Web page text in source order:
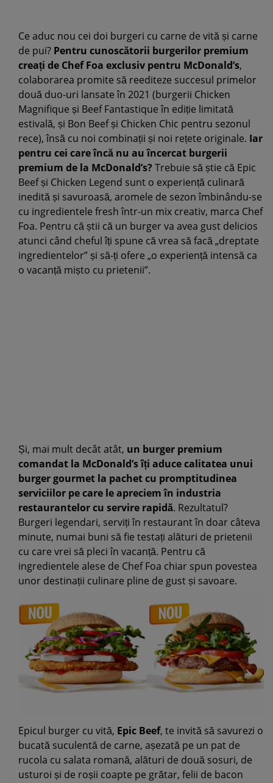
Ce aduc nou cei doi burgeri cu carne de vită și carne
de pui? Pentru cunoscătorii burgerilor premium
creați de Chef Foa exclusiv pentru McDonald’s,
colaborarea promite să reediteze succesul primelor
două duo-uri lansate în 2021 (burgerii Chicken
Magnifique și Beef Fantastique în ediție limitată
estivală, și Bon Beef și Chicken Chic pentru sezonul
rece), însă cu noi combinații și noi rețete originale. Iar
pentru cei care încă nu au încercat burgerii
premium de la McDonald’s? Trebuie să știe că Epic
Beef și Chicken Legend sunt o experiență culinară
inedită și savuroasă, aromele de sezon îmbinându-se
cu ingredientele fresh într-un mix creativ, marca Chef
Foa. Pentru că știi că un burger va avea gust delicios
atunci când cheful îți spune că vrea să facă „dreptate
ingredientelor” și să-ți ofere „o experiență intensă ca
o vacanță mișto cu prietenii”.
Și, mai mult decât atât, un burger premium
comandat la McDonald’s îți aduce calitatea unui
burger gourmet la pachet cu promptitudinea
serviciilor pe care le apreciem în industria
restaurantelor cu servire rapidă. Rezultatul?
Burgeri legendari, serviți în restaurant în doar câteva
minute, numai buni să fie testați alături de prietenii
cu care vrei să pleci în vacanță. Pentru că
ingredientele alese de Chef Foa chiar spun povestea
unor destinații culinare pline de gust și savoare.
Epicul burger cu vită, Epic Beef, te invită să savurezi o
bucată suculentă de carne, așezată pe un pat de
rucola cu salata romană, alături de două sosuri, de
usturoi și de roșii coapte pe grătar, felii de bacon